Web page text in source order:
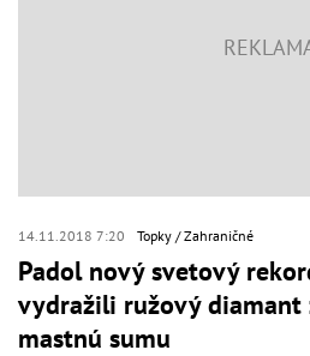
14.11.2018 7:20 Topky Zahraničné
Padol nový svetový
vydražili ružový diamant
mastnú sumu